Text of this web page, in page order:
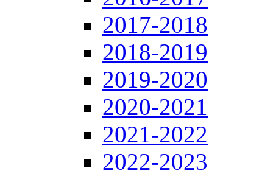
2017-2018
2018-2019
2019-2020
2020-2021
2021-2022
2022-2023